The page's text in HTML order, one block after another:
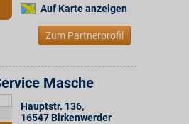
Auf Karte anzeigen
Zum Partnerprofil
Masche
Hauptstr. 136,
16547 Birkenwerder